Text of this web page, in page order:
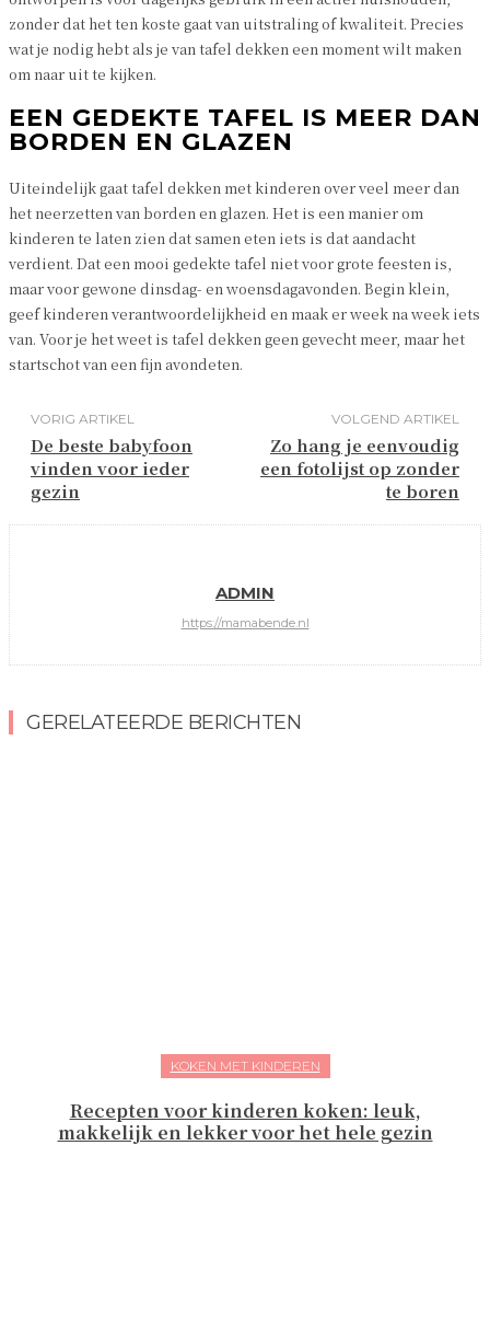
zonder dat het ten koste gaat van uitstraling of kwaliteit. Precies
wat je nodig hebt als je van tafel dekken een moment wilt maken
om naar uit te kijken.
EEN GEDEKTE TAFEL IS MEER DAN
BORDEN EN GLAZEN
Uiteindelijk gaat tafel dekken met kinderen over veel meer dan
het neerzetten van borden en glazen. Het is een manier om
kinderen te laten zien dat samen eten iets is dat aandacht
verdient. Dat een mooi gedekte tafel niet voor grote feesten is,
maar voor gewone dinsdag- en woensdagavonden. Begin klein,
geef kinderen verantwoordelijkheid en maak er week na week iets
van. Voor je het weet is tafel dekken geen gevecht meer, maar het
startschot van een fijn avondeten.
VORIG ARTIKEL
De beste babyfoon
vinden voor ieder
gezin
VOLGEND ARTIKEL
Zo hang je eenvoudig
een fotolijst op zonder
te boren
ADMIN
https://mamabende.nl
GERELATEERDE BERICHTEN
KOKEN MET KINDEREN
Recepten voor kinderen koken: leuk,
makkelijk en lekker voor het hele gezin